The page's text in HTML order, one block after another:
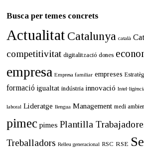
Busca per temes concrets
Actualitat Catalunya català
competitivitat digitalització dones
empresa Empresa familiar empreses
formació igualtat indústria innovació
laboral Lideratge llengua Management medi
pimec pimes Plantilla
Treballadors Relleu generacional RSC RSE